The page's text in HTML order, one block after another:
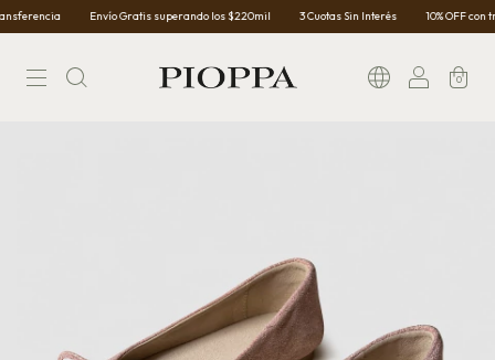
Envío Gratis superando los $220mil 3 Cuotas Sin Interés 10% OFF con transferencia
0